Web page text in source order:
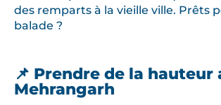
des remparts à la vieille ville. Prêts
balade ?
📌 Prendre de la
Mehrangarh